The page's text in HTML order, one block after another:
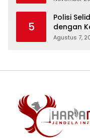
5
Polisi
dengan
Phone
Agustus 7,